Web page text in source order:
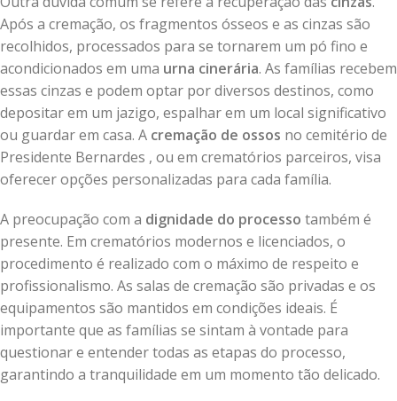
Após a cremação, os fragmentos ósseos e as cinzas são
recolhidos, processados para se tornarem um pó fino e
acondicionados em uma urna cinerária. As famílias recebem
essas cinzas e podem optar por diversos destinos, como
depositar em um jazigo, espalhar em um local significativo
ou guardar em casa. A cremação de ossos no cemitério de
Presidente Bernardes , ou em crematórios parceiros, visa
oferecer opções personalizadas para cada família.
A preocupação com a dignidade do processo também é
presente. Em crematórios modernos e licenciados, o
procedimento é realizado com o máximo de respeito e
profissionalismo. As salas de cremação são privadas e os
equipamentos são mantidos em condições ideais. É
importante que as famílias se sintam à vontade para
questionar e entender todas as etapas do processo,
garantindo a tranquilidade em um momento tão delicado.